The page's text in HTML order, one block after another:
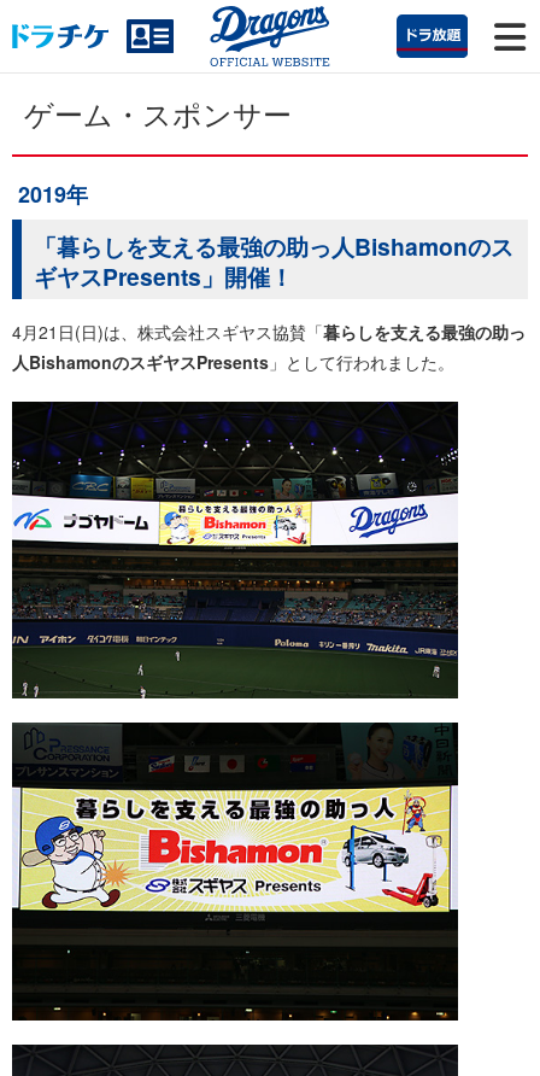
ゲーム・スポンサー
2019年
「暮らしを支える最強の助っ人Bishamonのス
ギヤスPresents」開催！
4月21日(日)は、株式会社スギヤス協賛「暮らしを支える最強の助っ
人BishamonのスギヤスPresents 」として行われました。